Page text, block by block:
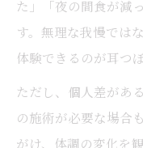
耳つぼジ
続けやすい耳つ
耳つぼ施術
耳つぼで食
耳つぼ活用
た」「夜の間食が減
す。無理な我慢では
体験できるのが耳つ
ただし、個人差があ
の施術が必要な場合
がけ、体調の変化を